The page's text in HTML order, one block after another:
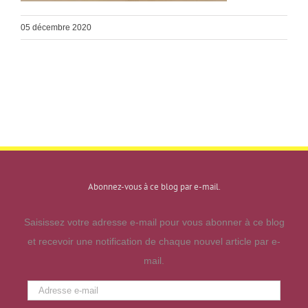
05 décembre 2020
Abonnez-vous à ce blog par e-mail.
Saisissez votre adresse e-mail pour vous abonner à ce blog
et recevoir une notification de chaque nouvel article par e-
mail.
Adresse